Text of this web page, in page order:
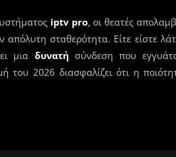
iptv pro, οι θεατές
απόλυτη σταθερότητα. Είτε είστε
μια δυνατή σύνδεση που
του 2026 διασφαλίζει ότι η